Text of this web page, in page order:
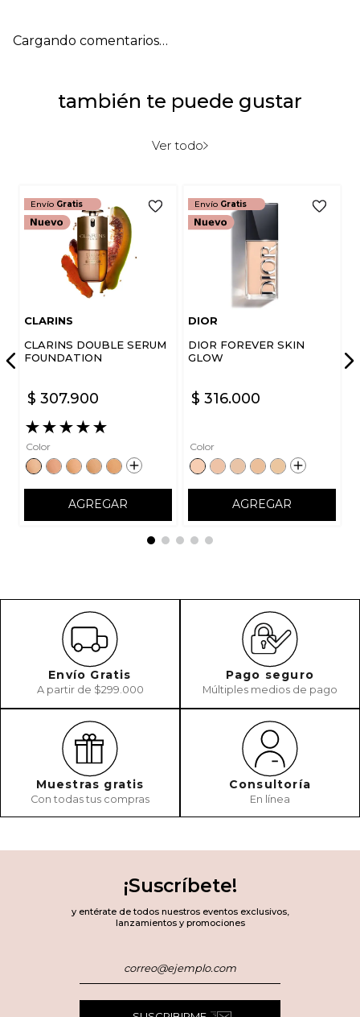
Cargando comentarios…
también te puede gustar
Ver todo
Envío Gratis
CLARINS
CLARINS DOUBLE SERUM
FOUNDATION
$ 307.900
★★★★★
Color
AGREGAR
Envío Gratis
DIOR
DIOR FOREVER SKIN
GLOW
$ 316.000
Color
AGREGAR
Envío Gratis
A partir de $299.000
Pago seguro
Múltiples medios de pago
Muestras gratis
Con todas tus compras
Consultoría
En línea
¡Suscríbete!
y entérate de todos nuestros eventos exclusivos,
lanzamientos y promociones